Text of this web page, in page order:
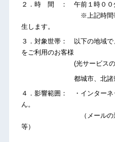
２．時 間 ： 午前１時０
※上記時間帯で断続
生します。
３．対象世帯： 以下の地域で
をご利用のお客様
(光サービスのお
都城市、北諸県
４．影響範囲： ・インター
ん。
（メールの送受信
等）